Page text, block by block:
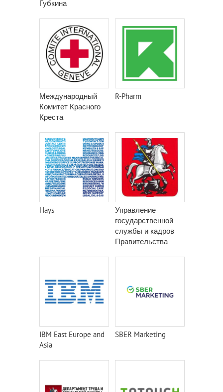
Губкина
Международный
Комитет Красного
Креста
R-Pharm
Hays
Управление
государственной
службы и кадров
Правительства
IBM East Europe and
Asia
SBER Marketing